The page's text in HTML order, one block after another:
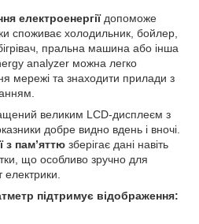
електроенергіїдопоможе
споживає холодильник, бойлер,
пральна машина або інша
analyzer можна легко
мережі та знаходити прилади з
великим LCD-дисплеєм з
добре видно вдень і вночі.
з пам’яттю зберігає дані навіть
що особливо зручно для
підтримує відображення: